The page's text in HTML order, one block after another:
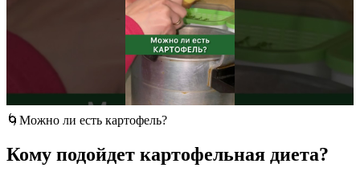
🌀Можно ли есть картофель?
Кому подойдет картофельная диета?